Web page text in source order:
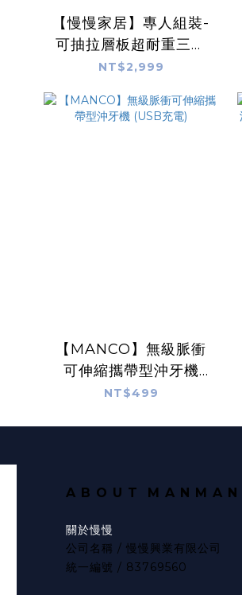
【慢慢家居】專人組裝-
可抽拉層板超耐重三層
洗衣機架 (置物架 浴室
NT$2,999
【MANCO】無級脈衝
可伸縮攜帶型沖牙機
(USB充電)
NT$499
A B O U T M A N M A N
關於慢慢
公司名稱 / 慢慢興業有限公司
統一編號 / 83769560